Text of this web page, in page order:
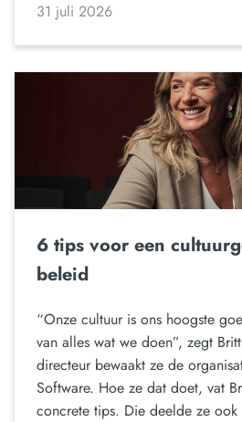
31 juli 2026
6 tips voor een
beleid
“Onze cultuur is ons hoogste
van alles wat we doen”, zegt
directeur bewaakt ze de
Software. Hoe ze dat doet, vat
concrete tips. Die deelde ze